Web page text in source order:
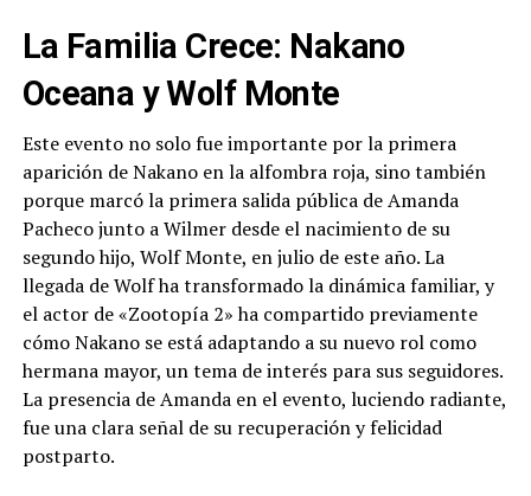
La Familia Crece: Nakano
Oceana y Wolf Monte
Este evento no solo fue importante por la primera
aparición de Nakano en la alfombra roja, sino también
porque marcó la primera salida pública de Amanda
Pacheco junto a Wilmer desde el nacimiento de su
segundo hijo, Wolf Monte, en julio de este año. La
llegada de Wolf ha transformado la dinámica familiar, y
el actor de «Zootopía 2» ha compartido previamente
cómo Nakano se está adaptando a su nuevo rol como
hermana mayor, un tema de interés para sus seguidores.
La presencia de Amanda en el evento, luciendo radiante,
fue una clara señal de su recuperación y felicidad
postparto.